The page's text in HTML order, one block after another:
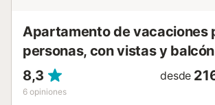
Apartamento de vacaciones
personas, con vistas y balcón
8,3
6 opiniones
desde